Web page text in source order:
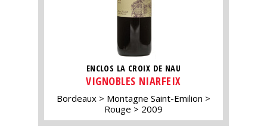
ENCLOS LA CROIX DE NAU
VIGNOBLES NIARFEIX
Bordeaux
Montagne Saint-Emilion
Rouge
2009